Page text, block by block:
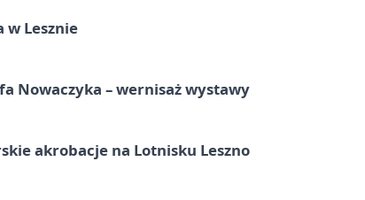
w Lesznie
Nowaczyka – wernisaż wystawy
akrobacje na Lotnisku Leszno